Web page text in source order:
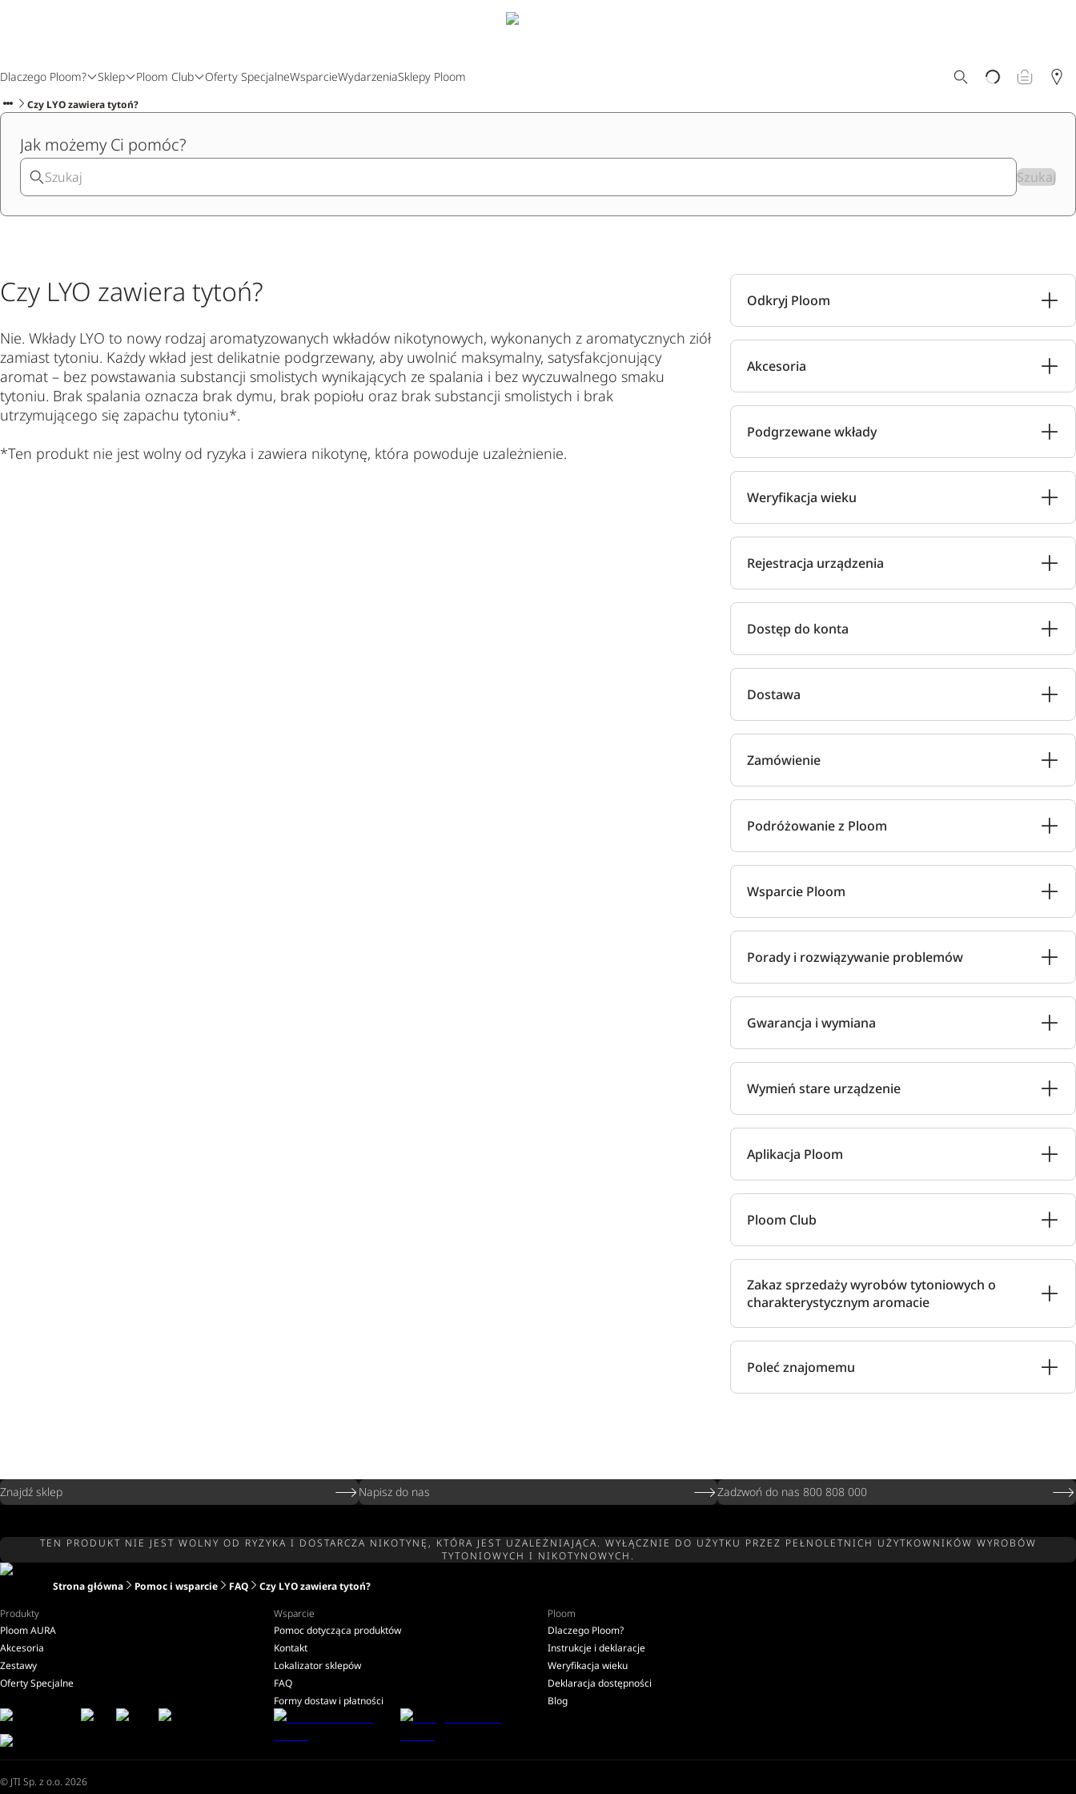
Dlaczego Ploom? Sklep Ploom Club Oferty SpecjalneWsparcieWydarzeniaSklepy Ploom
Czy LYO zawiera tytoń?
Jak możemy Ci pomóc?
Szukaj
Czy LYO zawiera tytoń?
Nie. Wkłady LYO to nowy rodzaj aromatyzowanych wkładów nikotynowych, wykonanych z aromatycznych ziół
zamiast tytoniu. Każdy wkład jest delikatnie podgrzewany, aby uwolnić maksymalny, satysfakcjonujący
aromat – bez powstawania substancji smolistych wynikających ze spalania i bez wyczuwalnego smaku
tytoniu. Brak spalania oznacza brak dymu, brak popiołu oraz brak substancji smolistych i brak
utrzymującego się zapachu tytoniu*.
*Ten produkt nie jest wolny od ryzyka i zawiera nikotynę, która powoduje uzależnienie.
Odkryj Ploom
Akcesoria
Podgrzewane wkłady
Weryfikacja wieku
Rejestracja urządzenia
Dostęp do konta
Dostawa
Zamówienie
Podróżowanie z Ploom
Wsparcie Ploom
Porady i rozwiązywanie problemów
Gwarancja i wymiana
Wymień stare urządzenie
Aplikacja Ploom
Ploom Club
Zakaz sprzedaży wyrobów tytoniowych o
charakterystycznym aromacie
Poleć znajomemu
Znajdź sklep Napisz do nas Zadzwoń do nas 800 808 000
TEN PRODUKT NIE JEST WOLNY OD RYZYKA I DOSTARCZA NIKOTYNĘ, KTÓRA JEST UZALEŻNIAJĄCA. WYŁĄCZNIE DO UŻYTKU PRZEZ PEŁNOLETNICH UŻYTKOWNIKÓW WYROBÓW
TYTONIOWYCH I NIKOTYNOWYCH.
Strona główna Pomoc i wsparcie FAQ
Czy LYO zawiera tytoń?
Produkty
Ploom AURA
Akcesoria
Zestawy
Oferty Specjalne
Wsparcie
Pomoc dotycząca produktów
Kontakt
Lokalizator sklepów
FAQ
Formy dostaw i płatności
Ploom
Dlaczego Ploom?
Instrukcje i deklaracje
Weryfikacja wieku
Deklaracja dostępności
Blog
© JTI Sp. z o.o. 2026